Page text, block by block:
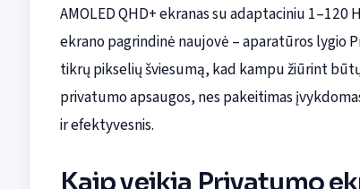
AMOLED QHD+ ekranas su adaptaciniu
ekrano pagrindinė naujovė – aparatūros lygio
tikrų pikselių šviesumą, kad kampu žiūrint
privatumo apsaugos, nes pakeitimas
ir efektyvesnis.
Kaip veikia Privatumo